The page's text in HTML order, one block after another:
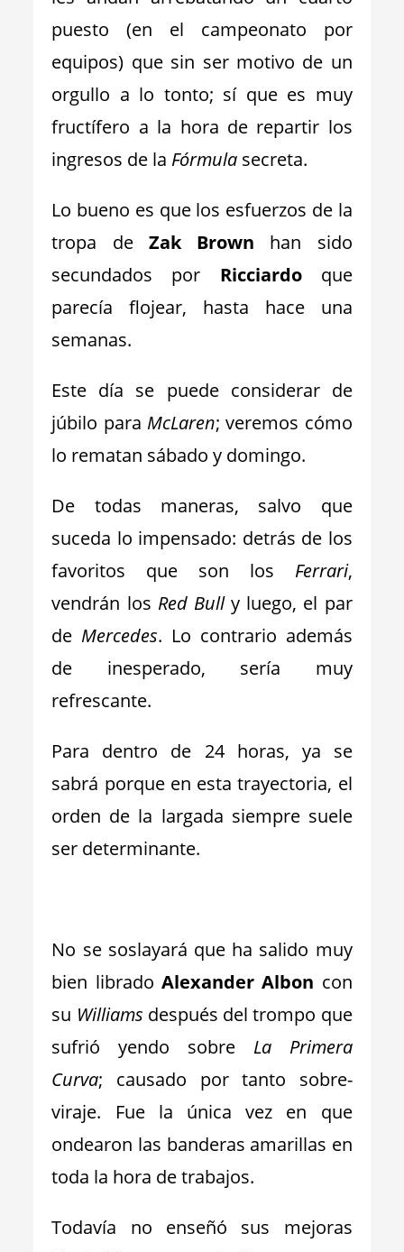
puesto (en el campeonato por
equipos) que sin ser motivo de un
orgullo a lo tonto; sí que es muy
fructífero a la hora de repartir los
ingresos de la Fórmula secreta.
Lo bueno es que los esfuerzos de la
tropa de Zak Brown han sido
secundados por Ricciardoque
parecía flojear, hasta hace una
semanas.
Este día se puede considerar de
júbilo para McLaren; veremos cómo
lo rematan sábado y domingo.
De todas maneras, salvo que
suceda lo impensado: detrás de los
favoritos que son los Ferrari,
vendrán los Red Bully luego, el par
de Mercedes. Lo contrario además
de inesperado, sería muy
refrescante.
Para dentro de 24 horas, ya se
sabrá porque en esta trayectoria, el
orden de la largada siempre suele
ser determinante.
No se soslayará que ha salido muy
bien librado Alexander Albon con
su Williams después del trompo que
sufrió yendo sobre La Primera
Curva; causado por tanto sobre-
viraje. Fue la única vez en que
ondearon las banderas amarillas en
toda la hora de trabajos.
Todavía no enseñó sus mejoras